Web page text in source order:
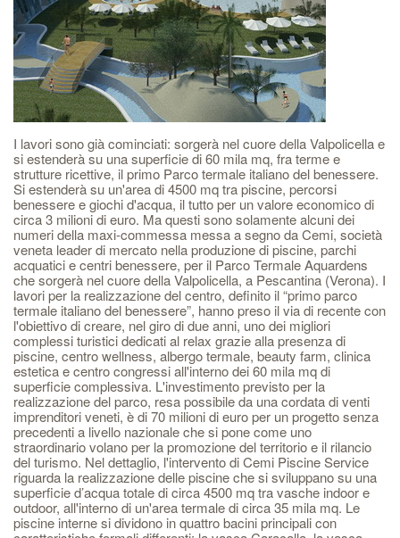
I lavori sono già cominciati: sorgerà nel cuore della Valpolicella e
si estenderà su una superficie di 60 mila mq, fra terme e
strutture ricettive, il primo Parco termale italiano del benessere.
Si estenderà su un'area di 4500 mq tra piscine, percorsi
benessere e giochi d'acqua, il tutto per un valore economico di
circa 3 milioni di euro. Ma questi sono solamente alcuni dei
numeri della maxi-commessa messa a segno da Cemi, società
veneta leader di mercato nella produzione di piscine, parchi
acquatici e centri benessere, per il Parco Termale Aquardens
che sorgerà nel cuore della Valpolicella, a Pescantina (Verona). I
lavori per la realizzazione del centro, definito il “primo parco
termale italiano del benessere”, hanno preso il via di recente con
l'obiettivo di creare, nel giro di due anni, uno dei migliori
complessi turistici dedicati al relax grazie alla presenza di
piscine, centro wellness, albergo termale, beauty farm, clinica
estetica e centro congressi all'interno dei 60 mila mq di
superficie complessiva. L'investimento previsto per la
realizzazione del parco, resa possibile da una cordata di venti
imprenditori veneti, è di 70 milioni di euro per un progetto senza
precedenti a livello nazionale che si pone come uno
straordinario volano per la promozione del territorio e il rilancio
del turismo. Nel dettaglio, l'intervento di Cemi Piscine Service
riguarda la realizzazione delle piscine che si sviluppano su una
superficie d’acqua totale di circa 4500 mq tra vasche indoor e
outdoor, all'interno di un'area termale di circa 35 mila mq. Le
piscine interne si dividono in quattro bacini principali con